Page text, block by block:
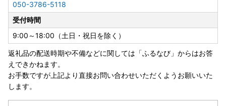
050-3786-5118
受付時間
9:00～18:00（土日・祝日を除く）
返礼品の配送時期や不備などに関しては「ふるなび」からはお答
えできかねます。
お手数ですが上記より直接お問い合わせいただくようお願いいた
します。